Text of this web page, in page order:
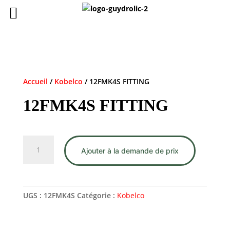
Accueil / Kobelco / 12FMK4S FITTING
12FMK4S FITTING
Ajouter à la demande de prix
UGS : 12FMK4S Catégorie : Kobelco